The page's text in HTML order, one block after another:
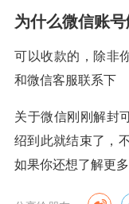
为什么微信账
可以收款的，除非
和微信客服联系下
关于微信刚刚解封
绍到此就结束了，
如果你还想了解更